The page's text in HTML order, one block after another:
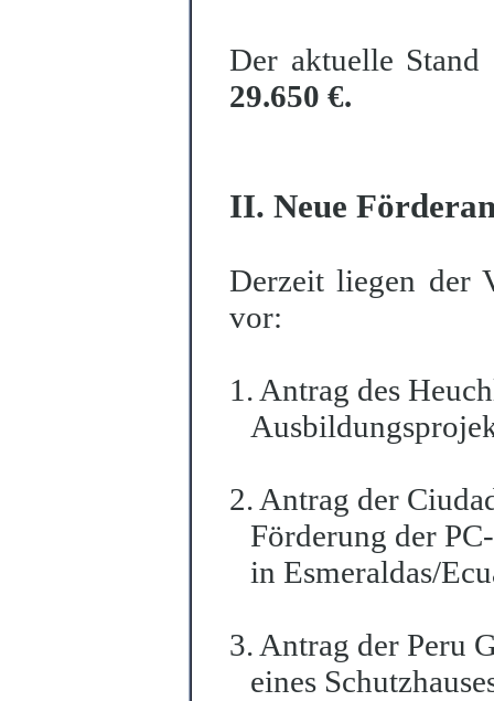
Der aktuelle
29.650 €.
II. Neue
Derzeit liegen der
vor:
1. Antrag des
2. Antrag der
Förderung der
in Esmeraldas/
3. Antrag der Peru
eines